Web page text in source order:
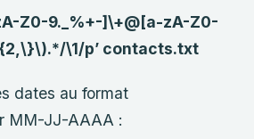
Z0-9._%+-]\+@[a-zA-Z0-
\1/p’ contacts.txt
dates au format
MM-JJ-AAAA :